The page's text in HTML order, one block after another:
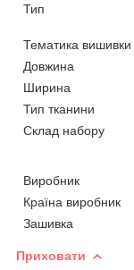
Тип
Тематика вишивки
Довжина
Ширина
Тип тканини
Склад набору
Виробник
Країна виробник
Зашивка
Приховати